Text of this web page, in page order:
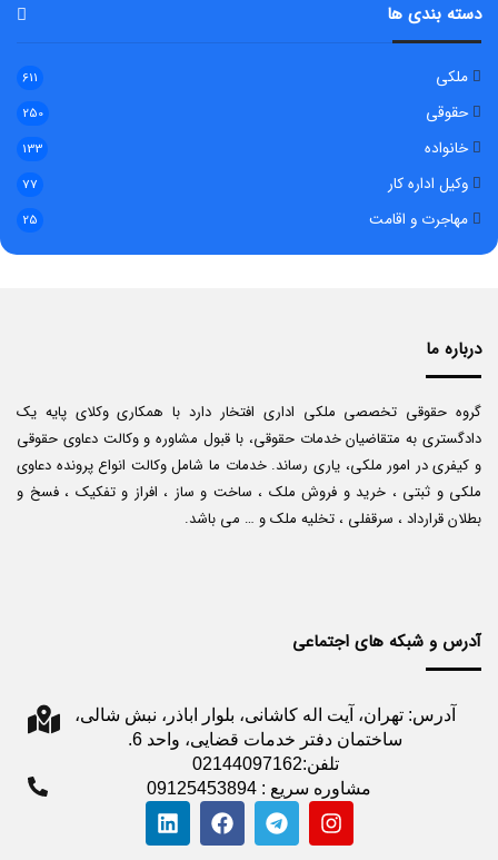
دسته بندی ها
ملکی 611
حقوقی 250
خانواده 133
وکیل اداره کار 77
مهاجرت و اقامت 25
درباره ما
گروه حقوقی تخصصی ملکی اداری افتخار دارد با همکاری وکلای پایه یک
دادگستری به متقاضیان خدمات حقوقی، با قبول مشاوره و وکالت دعاوی حقوقی
و کیفری در امور ملکی، یاری رساند. خدمات ما شامل وکالت انواع پرونده دعاوی
ملکی و ثبتی ، خرید و فروش ملک ، ساخت و ساز ، افراز و تفکیک ، فسخ و
بطلان قرارداد ، سرقفلی ، تخلیه ملک و … می باشد.
آدرس و شبکه های اجتماعی
آدرس: تهران، آیت اله کاشانی، بلوار اباذر، نبش شالی،
ساختمان دفتر خدمات قضایی، واحد 6.
تلفن:02144097162
مشاوره سریع : 09125453894